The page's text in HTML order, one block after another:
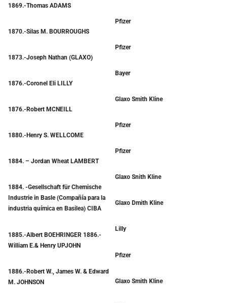
1869.-Thomas ADAMS
1870.-Silas M. BOURROUGHS
1873.-Joseph Nathan (GLAXO)
1876.-Coronel Eli LILLY
1876.-Robert MCNEILL
1880.-Henry S. WELLCOME
1884. – Jordan Wheat LAMBERT
1884. -Gesellschaft für Chemische
Industrie in Basle (Compañía para la
industria química en Basilea) CIBA
1885.-Albert BOEHRINGER 1886.-
William E.& Henry UPJOHN
1886.-Robert W., James W. & Edward
M. JOHNSON
Pfizer
Pfizer
Bayer
Glaxo Smith Kline
Pfizer
Pfizer
Glaxo Snith Kline
Glaxo Dmith Kline
Lilly
Pfizer
Glaxo Smith Kline